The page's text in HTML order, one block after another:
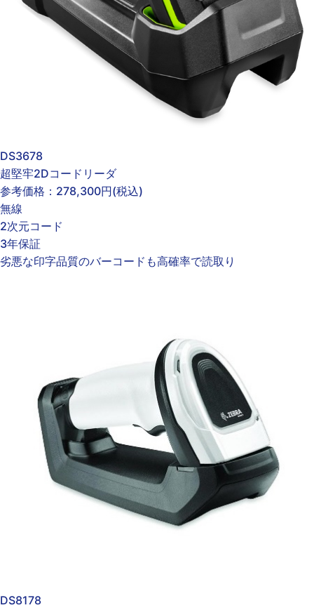
DS3678
超堅牢2Dコードリーダ
参考価格： 278,300円(税込)
無線
2次元コード
3年保証
劣悪な印字品質のバーコードも高確率で読取り
DS8178